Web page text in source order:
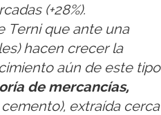
(+28%).
Terni que ante una
hacen crecer la
aún de este tipo
de mercancías,
extraída cerca